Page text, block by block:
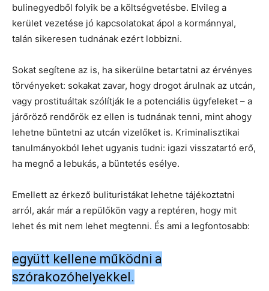
bulinegyedből folyik be a költségvetésbe. Elvileg a
kerület vezetése jó kapcsolatokat ápol a kormánnyal,
talán sikeresen tudnának ezért lobbizni.
Sokat segítene az is, ha sikerülne betartatni az érvényes
törvényeket: sokakat zavar, hogy drogot árulnak az utcán,
vagy prostituáltak szólítják le a potenciális ügyfeleket – a
járőröző rendőrök ez ellen is tudnának tenni, mint ahogy
lehetne büntetni az utcán vizelőket is. Kriminalisztikai
tanulmányokból lehet ugyanis tudni: igazi visszatartó erő,
ha megnő a lebukás, a büntetés esélye.
Emellett az érkező bulituristákat lehetne tájékoztatni
arról, akár már a repülőkön vagy a reptéren, hogy mit
lehet és mit nem lehet megtenni. És ami a legfontosabb:
együtt kellene működni a
szórakozóhelyekkel.